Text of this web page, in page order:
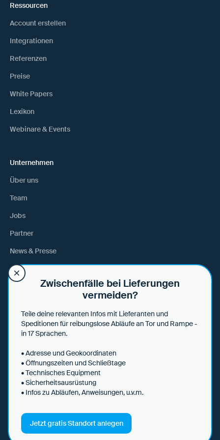
Ressourcen
Account erstellen
Integrationen
Referenzen
Preise
White Papers
Lexikon
Webinare & Events
Unternehmen
Über uns
Team
Jobs
Partner
News & Presse
Anfahrt
Hilfe & Tipps
Datensicherheit
© 2026 Loady. All rights reserved.
AGBs
Datenschutzerklärung
Zwischenfälle bei Lieferungen
vermeiden?
Teile deine relevanten Infos mit Lieferanten und
Speditionen für reibungslose Abläufe an Tor und Rampe -
in 17 Sprachen.
• Adresse und Geokoordinaten
• Öffnungszeiten und Schließtage
• Technisches Equipment
• Sicherheitsausrüstung
• Infos zu Abläufen, Anweisungen, u.v.m.
Jetzt gratis Standort anlegen